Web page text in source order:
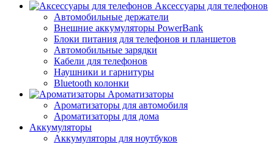
Аксессуары для телефонов
Автомобильные держатели
Внешние аккумуляторы PowerBank
Блоки питания для телефонов и планшетов
Автомобильные зарядки
Кабели для телефонов
Наушники и гарнитуры
Bluetooth колонки
Ароматизаторы
Ароматизаторы для автомобиля
Ароматизаторы для дома
Аккумуляторы
Аккумуляторы для ноутбуков